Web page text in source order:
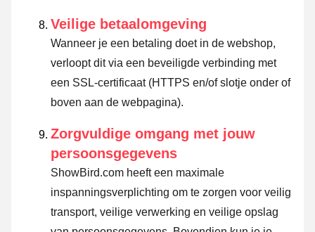
Veilige betaalomgeving
Wanneer je een betaling doet in de webshop,
verloopt dit via een beveiligde verbinding met
een SSL-certificaat (HTTPS en/of slotje onder of
boven aan de webpagina).
Zorgvuldige omgang met jouw
persoonsgegevens
ShowBird.com heeft een maximale
inspanningsverplichting om te zorgen voor veilig
transport, veilige verwerking en veilige opslag